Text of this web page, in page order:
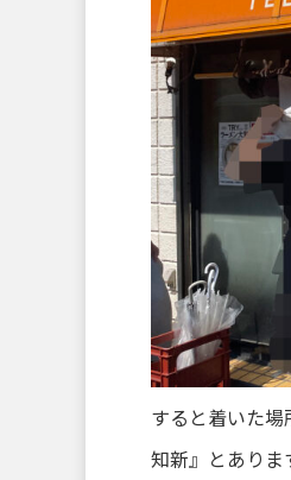
すると着いた場
知新』とありま